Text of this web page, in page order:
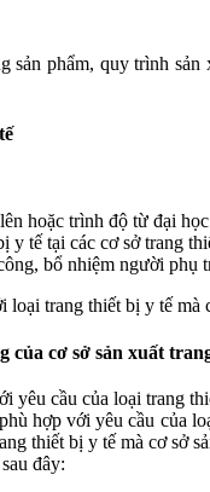
phẩm, quy trình
hoặc trình độ từ đại
tế tại các cơ sở trang
bổ nhiệm người phụ
trang thiết bị y tế mà
của cơ sở sản xuất
cầu của loại trang
hợp với yêu cầu của
thiết bị y tế mà cơ sở
đây: